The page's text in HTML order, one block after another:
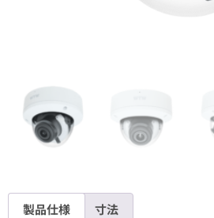
製品仕様 寸法